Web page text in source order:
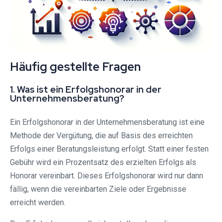
Häufig gestellte Fragen
1. Was ist ein Erfolgshonorar in der
Unternehmensberatung?
Ein Erfolgshonorar in der Unternehmensberatung ist eine
Methode der Vergütung, die auf Basis des erreichten
Erfolgs einer Beratungsleistung erfolgt. Statt einer festen
Gebühr wird ein Prozentsatz des erzielten Erfolgs als
Honorar vereinbart. Dieses Erfolgshonorar wird nur dann
fällig, wenn die vereinbarten Ziele oder Ergebnisse
erreicht werden.